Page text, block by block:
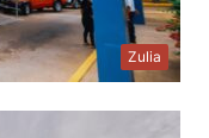
Zulia